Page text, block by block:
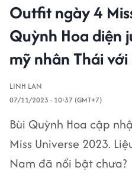
Outfit ngày 4
Quỳnh Hoa diện
mỹ nhân Thái
LINH LAN
07/11/2023 - 10:37 (GMT+7)
Bùi Quỳnh Hoa cập
Miss Universe 2023.
Nam đã nổi bật chưa?